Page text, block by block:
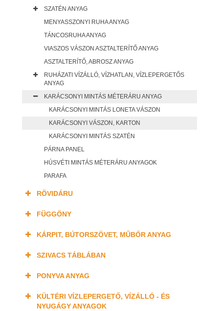
SZATÉN ANYAG
MENYASSZONYI RUHA ANYAG
TÁNCOSRUHA ANYAG
VIASZOS VÁSZON ASZTALTERÍTŐ ANYAG
ASZTALTERÍTŐ, ABROSZ ANYAG
RUHÁZATI VÍZÁLLÓ, VÍZHATLAN, VÍZLEPERGETŐS
ANYAG
KARÁCSONYI MINTÁS MÉTERÁRU ANYAG
KARÁCSONYI MINTÁS LONETA VÁSZON
KARÁCSONYI VÁSZON, KARTON
KARÁCSONYI MINTÁS SZATÉN
PÁRNA PANEL
HÚSVÉTI MINTÁS MÉTERÁRU ANYAGOK
PARAFA
RÖVIDÁRU
FÜGGÖNY
KÁRPIT, BÚTORSZÖVET, MŰBŐR ANYAG
SZIVACS TÁBLÁBAN
PONYVA ANYAG
KÜLTÉRI VÍZLEPERGETŐ, VÍZÁLLÓ - ÉS
NYUGÁGY ANYAGOK